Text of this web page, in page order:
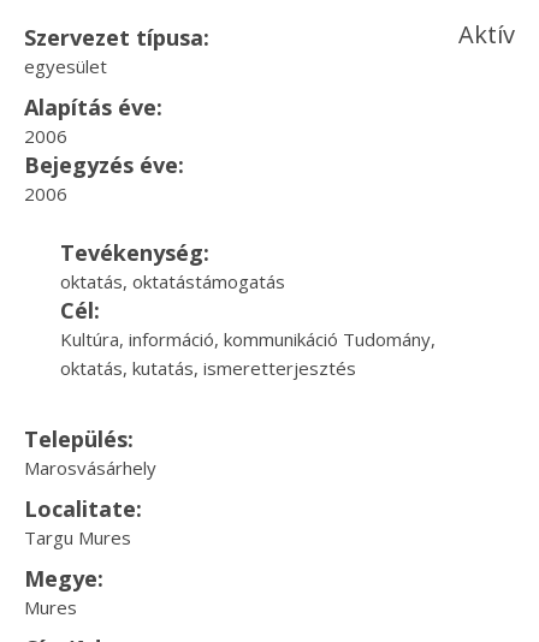
Szervezet típusa:
egyesület
Aktív
Alapítás éve:
2006
Bejegyzés éve:
2006
Tevékenység:
oktatás, oktatástámogatás
Cél:
Kultúra, információ, kommunikáció Tudomány,
oktatás, kutatás, ismeretterjesztés
Település:
Marosvásárhely
Localitate:
Targu Mures
Megye:
Mures